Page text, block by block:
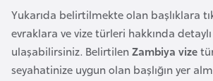
Yukarıda belirtilmekte olan başlıklara
evraklara ve vize türleri hakkında
ulaşabilirsiniz. BelirtilenZambiya vize
seyahatinize uygun olan başlığın yer
o
s
n
a